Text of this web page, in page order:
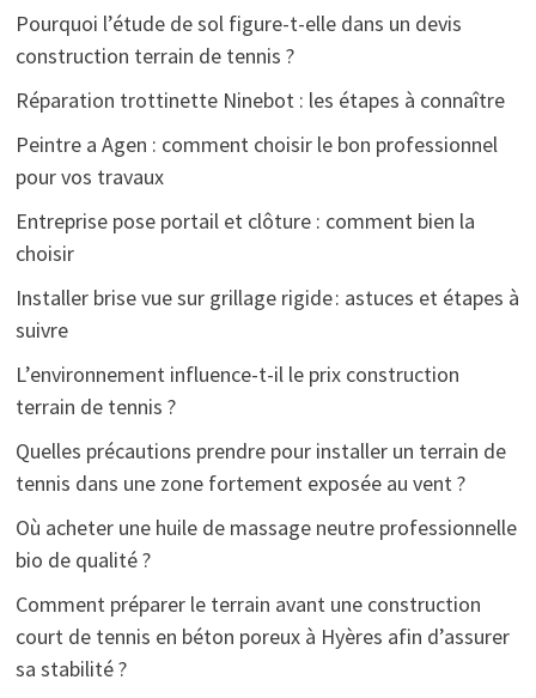
Pourquoi l’étude de sol figure-t-elle dans un devis
construction terrain de tennis ?
Réparation trottinette Ninebot : les étapes à connaître
Peintre a Agen : comment choisir le bon professionnel
pour vos travaux
Entreprise pose portail et clôture : comment bien la
choisir
Installer brise vue sur grillage rigide : astuces et étapes à
suivre
L’environnement influence-t-il le prix construction
terrain de tennis ?
Quelles précautions prendre pour installer un terrain de
tennis dans une zone fortement exposée au vent ?
Où acheter une huile de massage neutre professionnelle
bio de qualité ?
Comment préparer le terrain avant une construction
court de tennis en béton poreux à Hyères afin d’assurer
sa stabilité ?